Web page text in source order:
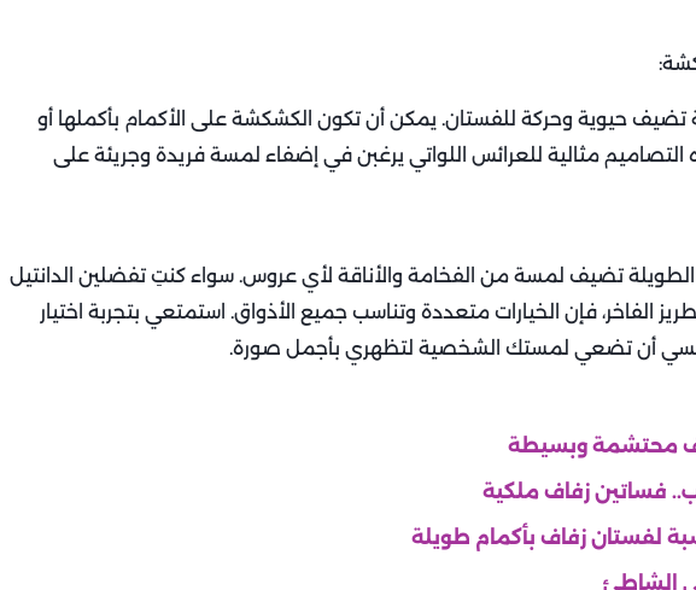
تضيف حيوية وحركة للفستان. يمكن أن تكون الكشكشة على الأكمام بأكملها أو
التصاميم مثالية للعرائس اللواتي يرغبن في إضفاء لمسة فريدة وجريئة على
الطويلة تضيف لمسة من الفخامة والأناقة لأي عروس. سواء كنتِ تفضلين الدانتيل
الفاخر، فإن الخيارات متعددة وتناسب جميع الأذواق. استمتعي بتجربة اختيار
تنسي أن تضعي لمستك الشخصية لتظهري بأجمل صورة.
محتشمة وبسيطة
فساتين زفاف ملكية
لفستان زفاف بأكمام طويلة
الشاطئ